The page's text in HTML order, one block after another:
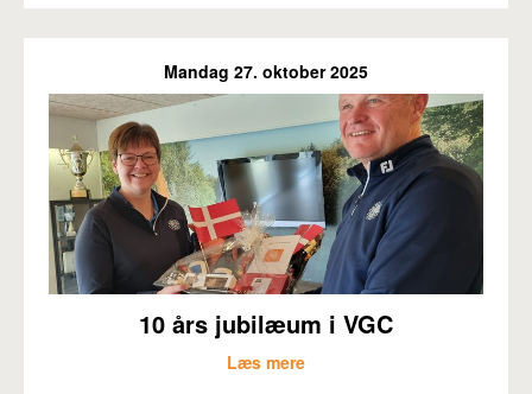
Mandag 27. oktober 2025
10 års jubilæum i VGC
Læs mere